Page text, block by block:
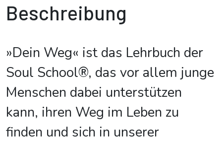
Beschreibung
»Dein Weg« ist das Lehrbuch der
Soul School®, das vor allem junge
Menschen dabei unterstützen
kann, ihren Weg im Leben zu
finden und sich in unserer